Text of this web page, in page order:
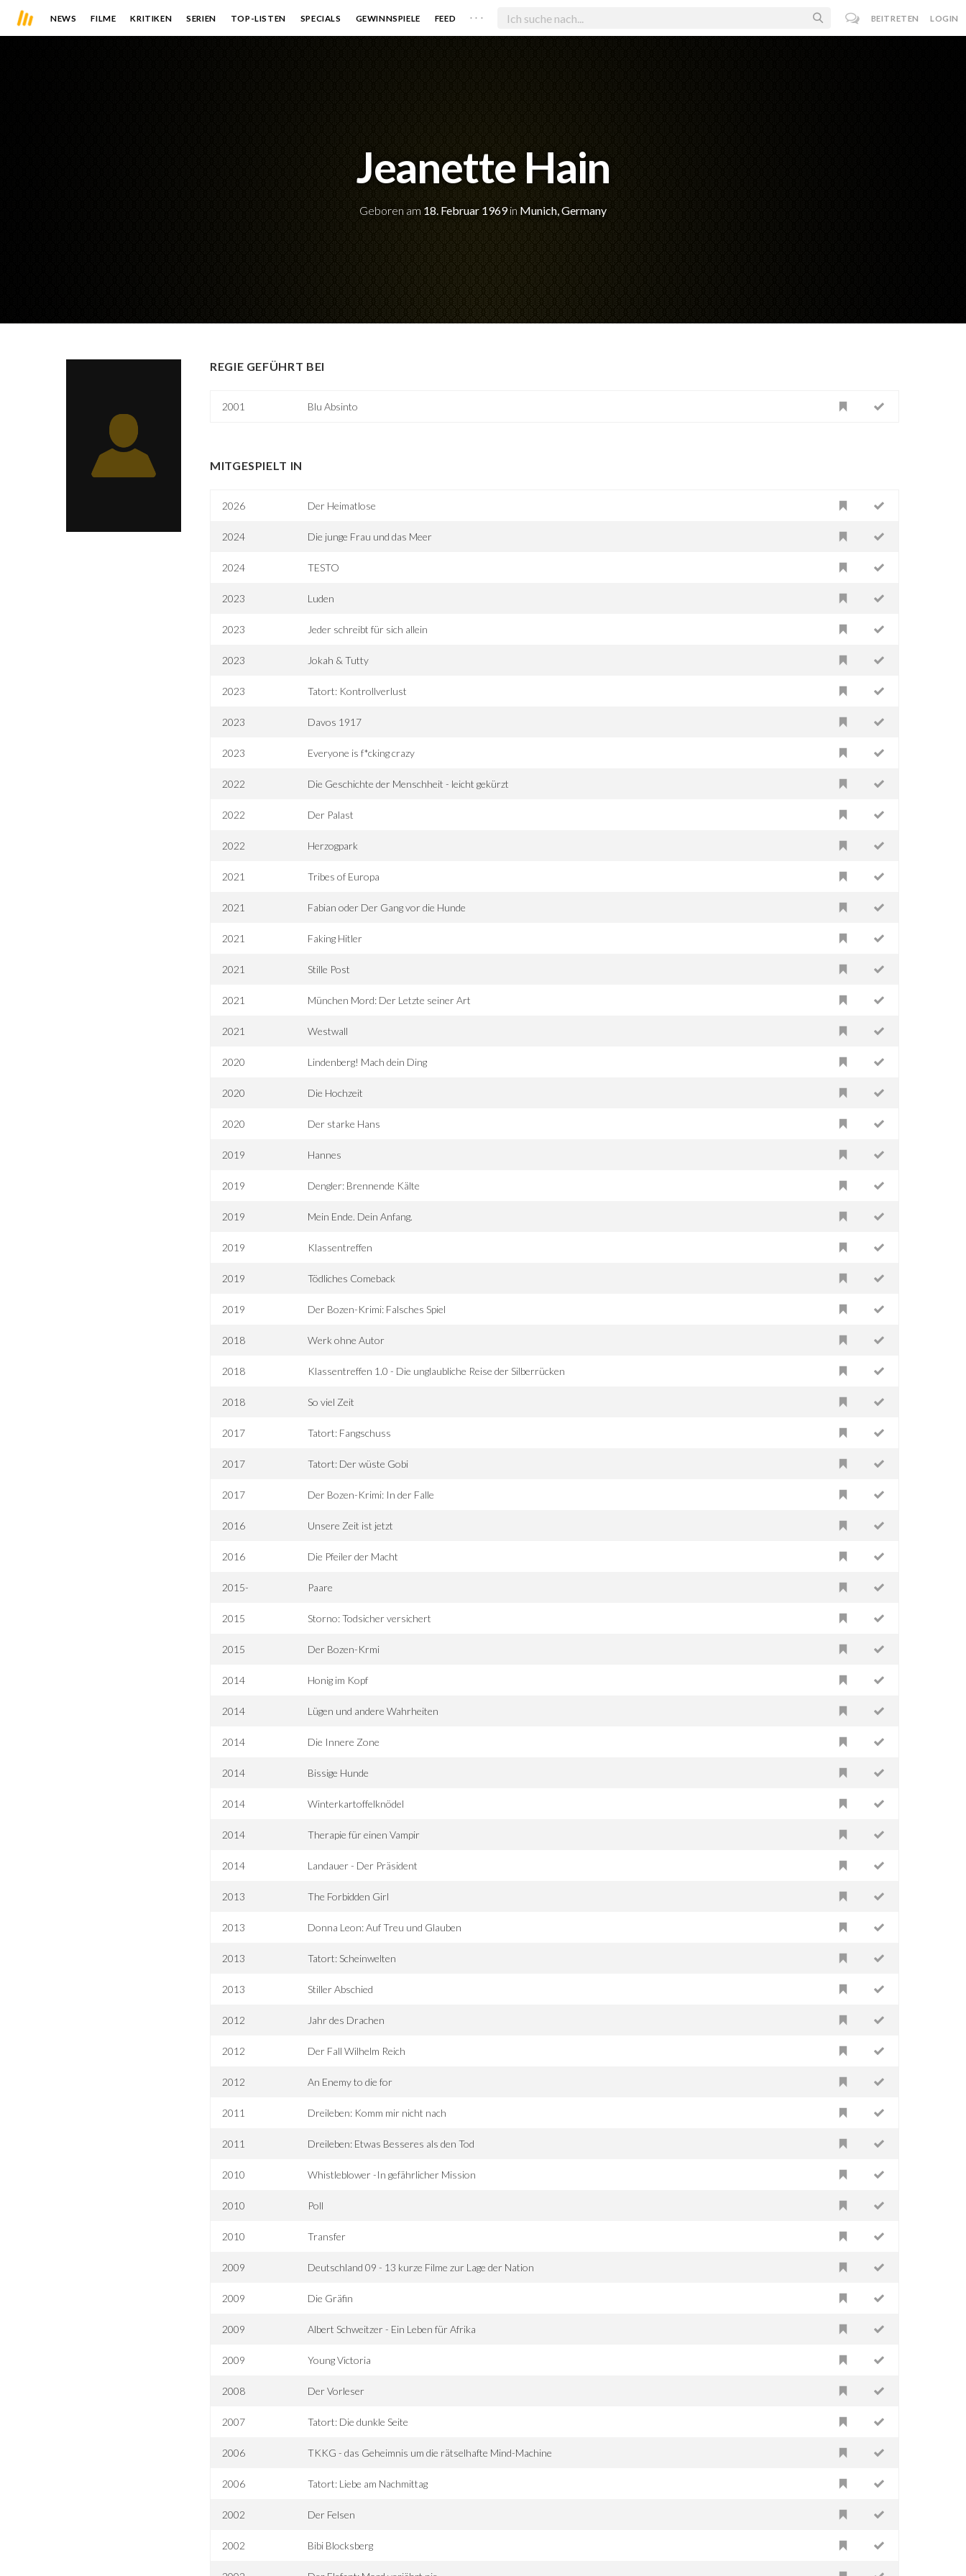
NEWS FILME KRITIKEN SERIEN TOP-LISTEN SPECIALS GEWINNSPIELE FEED . . . BEITRETEN LOGIN
Jeanette Hain
Geboren am 18. Februar 1969in Munich, Germany
REGIE GEFÜHRT BEI
2001 Blu Absinto
MITGESPIELT IN
2026 Der Heimatlose
2024 Die junge Frau und das Meer
2024 TESTO
2023 Luden
2023 Jeder schreibt für sich allein
2023 Jokah & Tutty
2023 Tatort: Kontrollverlust
2023 Davos 1917
2023 Everyone is f*cking crazy
2022 Die Geschichte der Menschheit - leicht gekürzt
2022 Der Palast
2022 Herzogpark
2021 Tribes of Europa
2021 Fabian oder Der Gang vor die Hunde
2021 Faking Hitler
2021 Stille Post
2021 München Mord: Der Letzte seiner Art
2021 Westwall
2020 Lindenberg! Mach dein Ding
2020 Die Hochzeit
2020 Der starke Hans
2019 Hannes
2019 Dengler: Brennende Kälte
2019 Mein Ende. Dein Anfang.
2019 Klassentreffen
2019 Tödliches Comeback
2019 Der Bozen-Krimi: Falsches Spiel
2018 Werk ohne Autor
2018 Klassentreffen 1.0 - Die unglaubliche Reise der Silberrücken
2018 So viel Zeit
2017 Tatort: Fangschuss
2017 Tatort: Der wüste Gobi
2017 Der Bozen-Krimi: In der Falle
2016 Unsere Zeit ist jetzt
2016 Die Pfeiler der Macht
2015- Paare
2015 Storno: Todsicher versichert
2015 Der Bozen-Krmi
2014 Honig im Kopf
2014 Lügen und andere Wahrheiten
2014 Die Innere Zone
2014 Bissige Hunde
2014 Winterkartoffelknödel
2014 Therapie für einen Vampir
2014 Landauer - Der Präsident
2013 The Forbidden Girl
2013 Donna Leon: Auf Treu und Glauben
2013 Tatort: Scheinwelten
2013 Stiller Abschied
2012 Jahr des Drachen
2012 Der Fall Wilhelm Reich
2012 An Enemy to die for
2011 Dreileben: Komm mir nicht nach
2011 Dreileben: Etwas Besseres als den Tod
2010 Whistleblower -In gefährlicher Mission
2010 Poll
2010 Transfer
2009 Deutschland 09 - 13 kurze Filme zur Lage der Nation
2009 Die Gräfin
2009 Albert Schweitzer - Ein Leben für Afrika
2009 Young Victoria
2008 Der Vorleser
2007 Tatort: Die dunkle Seite
2006 TKKG - das Geheimnis um die rätselhafte Mind-Machine
2006 Tatort: Liebe am Nachmittag
2002 Der Felsen
2002 Bibi Blocksberg